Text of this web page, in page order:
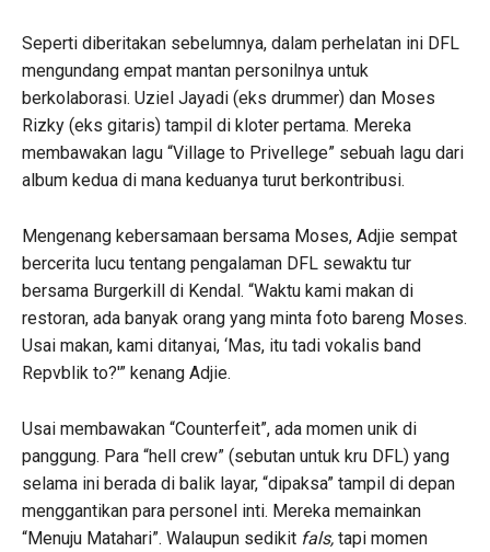
Seperti diberitakan sebelumnya, dalam perhelatan ini DFL
mengundang empat mantan personilnya untuk
berkolaborasi. Uziel Jayadi (eks drummer) dan Moses
Rizky (eks gitaris) tampil di kloter pertama. Mereka
membawakan lagu “Village to Privellege” sebuah lagu dari
album kedua di mana keduanya turut berkontribusi.
Mengenang kebersamaan bersama Moses, Adjie sempat
bercerita lucu tentang pengalaman DFL sewaktu tur
bersama Burgerkill di Kendal. “Waktu kami makan di
restoran, ada banyak orang yang minta foto bareng Moses.
Usai makan, kami ditanyai, ‘Mas, itu tadi vokalis band
Repvblik to?'” kenang Adjie.
Usai membawakan “Counterfeit”, ada momen unik di
panggung. Para “hell crew” (sebutan untuk kru DFL) yang
selama ini berada di balik layar, “dipaksa” tampil di depan
menggantikan para personel inti. Mereka memainkan
“Menuju Matahari”. Walaupun sedikit fals, tapi momen